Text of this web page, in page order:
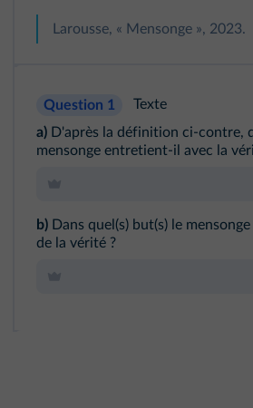
Larousse, « Mensonge », 2023.
Question 1
Texte
a) D'après la définition ci-contre,
mensonge entretient-il avec la
b) Dans quel(s) but(s) le
de la vérité ?